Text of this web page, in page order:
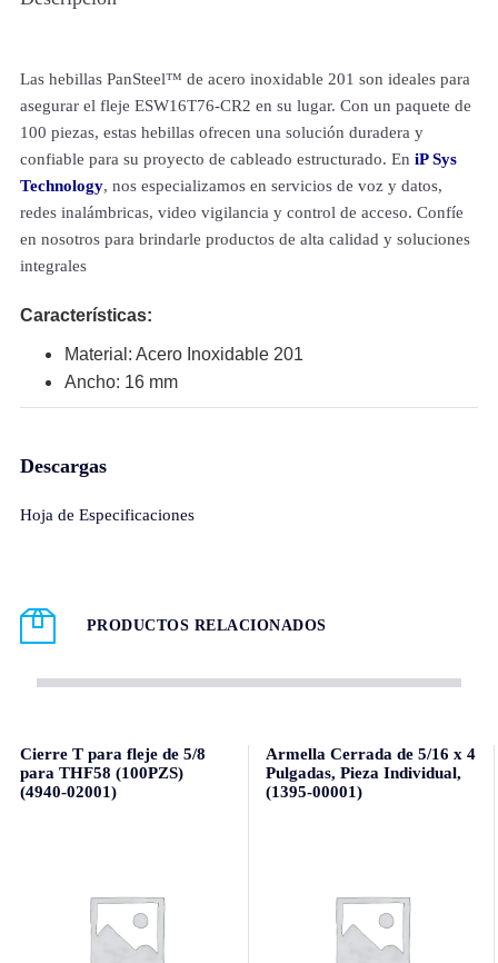
Las hebillas PanSteel™ de acero inoxidable 201 son ideales para
asegurar el fleje ESW16T76-CR2 en su lugar. Con un paquete de
100 piezas, estas hebillas ofrecen una solución duradera y
confiable para su proyecto de cableado estructurado. En iP Sys
Technology, nos especializamos en servicios de voz y datos,
redes inalámbricas, video vigilancia y control de acceso. Confíe
en nosotros para brindarle productos de alta calidad y soluciones
integrales
Características:
Material: Acero Inoxidable 201
Ancho: 16 mm
Descargas
Hoja de Especificaciones
PRODUCTOS RELACIONADOS
Cierre T para fleje de 5/8
para THF58 (100PZS)
(4940-02001)
Armella Cerrada de 5/16 x 4
Pulgadas, Pieza Individual,
(1395-00001)